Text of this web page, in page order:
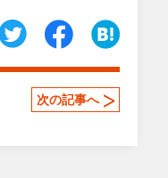
次の記事へ